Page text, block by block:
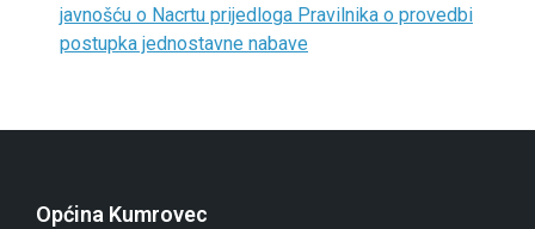
javnošću o Nacrtu prijedloga Pravilnika o provedbi
postupka jednostavne nabave
Općina Kumrovec